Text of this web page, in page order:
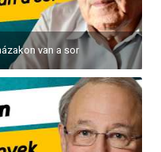
van a sor